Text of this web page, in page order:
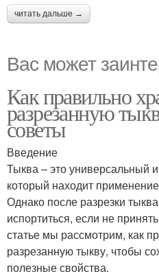
читать дальше →
Вас может
Как правильно
разрезанную
советы
Введение
Тыква – это универсальный
который находит
Однако после разрезки
испортиться, если не
статье мы рассмотрим, как
разрезанную тыкву, чтобы
полезные свойства.